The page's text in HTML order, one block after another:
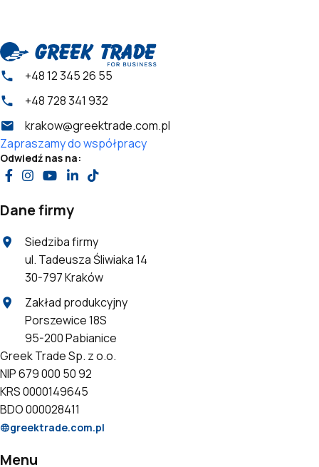
+48 12 345 26 55
+48 728 341 932
krakow@greektrade.com.pl
Zapraszamy do współpracy
Odwiedź nas na:
Dane firmy
Siedziba firmy
ul. Tadeusza Śliwiaka 14
30-797 Kraków
Zakład produkcyjny
Porszewice 18S
95-200 Pabianice
Greek Trade Sp. z o.o.
NIP 679 000 50 92
KRS 0000149645
BDO 000028411
greektrade.com.pl
Menu